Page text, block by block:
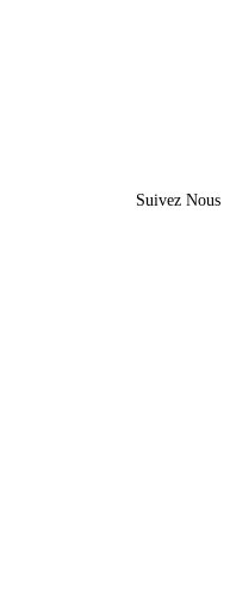
Suivez Nous